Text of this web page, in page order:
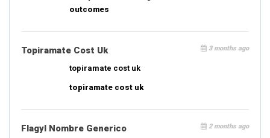
outcomes
Topiramate Cost Uk 3 months ago
topiramate cost uk
topiramate cost uk
Flagyl Nombre Generico 2 months ago